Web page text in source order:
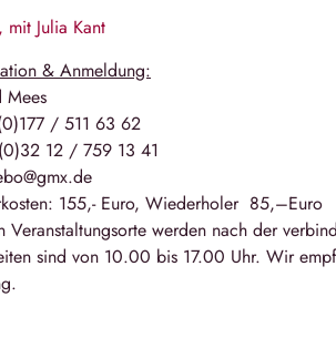
Julia Kant
& Anmeldung:
Mees
/ 511 63 62
12 / 759 13 41
155,- Euro, Wiederholer 85,–Euro
Veranstaltungsorte werden nach der
sind von 10.00 bis 17.00 Uhr. Wir